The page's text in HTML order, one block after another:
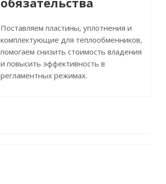
Поставляем пластины, уплотнения и
комплектующие для теплообменников,
помогаем снизить стоимость владения
и повысить эффективность в
регламентных режимах.